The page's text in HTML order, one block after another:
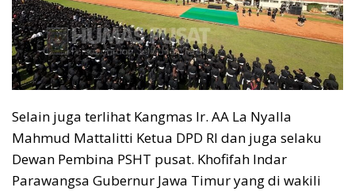
Selain juga terlihat Kangmas Ir. AA La Nyalla
Mahmud Mattalitti Ketua DPD RI dan juga selaku
Dewan Pembina PSHT pusat. Khofifah Indar
Parawangsa Gubernur Jawa Timur yang di wakili